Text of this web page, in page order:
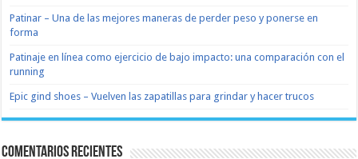
Patinar – Una de las mejores maneras de perder peso y ponerse en
forma
Patinaje en línea como ejercicio de bajo impacto: una comparación con el
running
Epic gind shoes – Vuelven las zapatillas para grindar y hacer trucos
Comentarios recientes